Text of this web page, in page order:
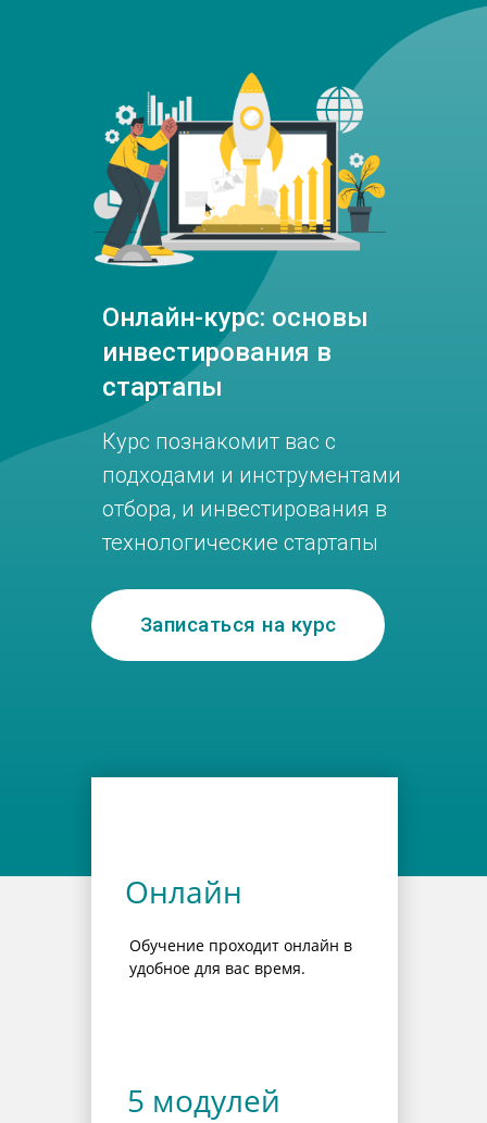
Онлайн-курс: основы
инвестирования в
стартапы
Курс познакомит вас с
подходами и инструментами
отбора, и инвестирования в
технологические стартапы
Записаться на курс
5 модулей
Онлайн
Обучение проходит онлайн в
удобное для вас время.